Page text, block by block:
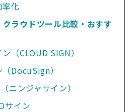
化
ラウドツール比較・おすす
（CLOUD SIGN）
DocuSign）
ニンジャサイン）
サイン